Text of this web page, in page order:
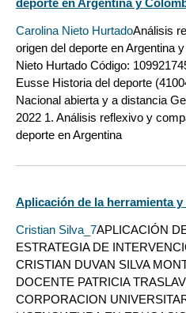
Carolina Nieto HurtadoAnálisis
origen del deporte en Argentina
Nieto Hurtado Código:
Eusse Historia del deporte
Nacional abierta y a distancia
2022 1. Análisis reflexivo y
deporte en Argentina
Aplicación de la herramienta
Cristian Silva_7APLICACIÓN
ESTRATEGIA DE
CRISTIAN DUVAN SILVA
DOCENTE PATRICIA
CORPORACION